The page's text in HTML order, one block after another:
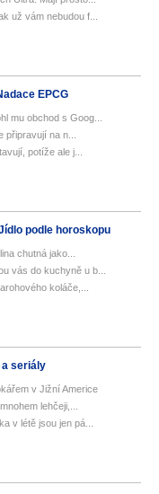
už vám nebudou f...
EPCG
mu obchod s Goog...
na n...
potíže ale j...
podle horoskopu
chutná jako...
vás do kuchyně u b...
koláče,...
seriály
v Jižní Americe
lehčeji,...
v létě jsou jen pá...